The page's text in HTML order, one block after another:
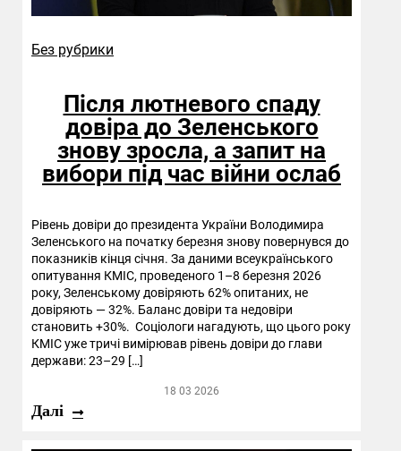
Без рубрики
Після лютневого спаду
довіра до Зеленського
знову зросла, а запит на
вибори під час війни ослаб
Рівень довіри до президента України Володимира
Зеленського на початку березня знову повернувся до
показників кінця січня. За даними всеукраїнського
опитування КМІС, проведеного 1–8 березня 2026
року, Зеленському довіряють 62% опитаних, не
довіряють — 32%. Баланс довіри та недовіри
становить +30%. Соціологи нагадують, що цього року
КМІС уже тричі вимірював рівень довіри до глави
держави: 23–29 […]
18 03 2026
Далі